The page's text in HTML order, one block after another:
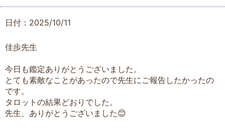
日付：2025/10/11
佳歩先生
今日も鑑定ありがとうございました。
とても素敵なことがあったので先生にご報告したかったの
です。
タロットの結果どおりでした。
先生、ありがとうございました😊